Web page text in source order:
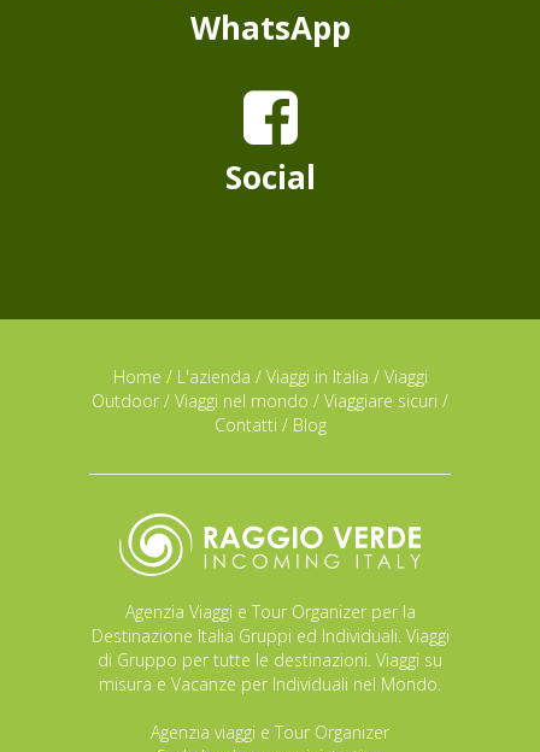
WhatsApp
Social
Home / L'azienda / Viaggi in Italia / Viaggi
Outdoor / Viaggi nel mondo / Viaggiare sicuri /
Contatti / Blog
Agenzia Viaggi e Tour Organizer per la
Destinazione Italia Gruppi ed Individuali. Viaggi
di Gruppo per tutte le destinazioni. Viaggi su
misura e Vacanze per Individuali nel Mondo.
Agenzia viaggi e Tour Organizer